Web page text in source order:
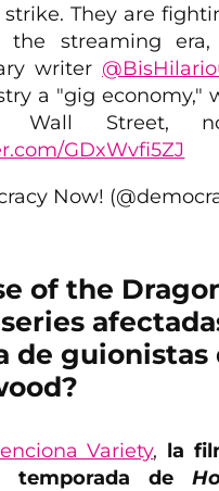
They are
streaming era,
writer
a "gig economy,"
Wall Street,
GDxWvfi5ZJ
Now!
of the
de guionistas
Variety, la
temporada de